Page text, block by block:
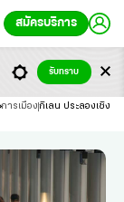
สมัครบริการ
การเมืองกิเลน ประลองเชิง
รับทราบ